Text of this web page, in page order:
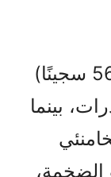
11. أكثر من نصف الضحايا (566 سجينًا)
بينما